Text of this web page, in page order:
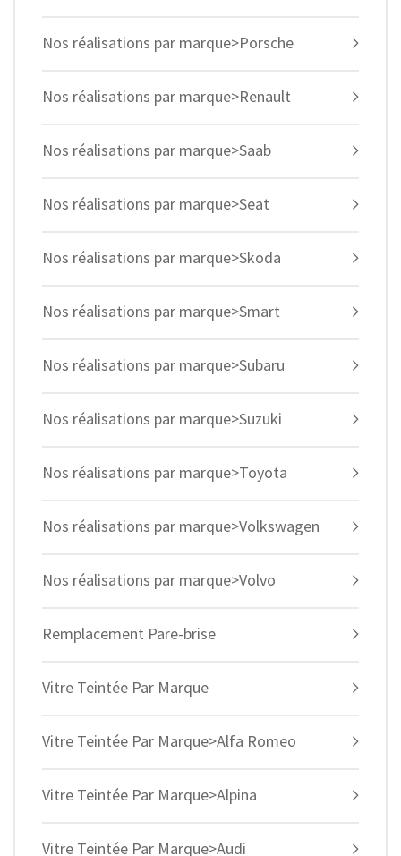
Nos réalisations par marque>Porsche
Nos réalisations par marque>Renault
Nos réalisations par marque>Saab
Nos réalisations par marque>Seat
Nos réalisations par marque>Skoda
Nos réalisations par marque>Smart
Nos réalisations par marque>Subaru
Nos réalisations par marque>Suzuki
Nos réalisations par marque>Toyota
Nos réalisations par marque>Volkswagen
Nos réalisations par marque>Volvo
Remplacement Pare-brise
Vitre Teintée Par Marque
Vitre Teintée Par Marque>Alfa Romeo
Vitre Teintée Par Marque>Alpina
Vitre Teintée Par Marque>Audi